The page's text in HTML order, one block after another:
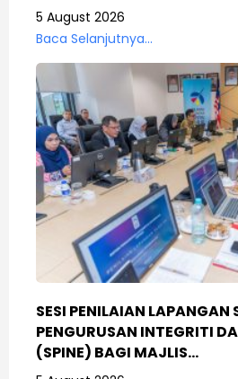
5 August 2026
Baca Selanjutnya...
SESI PENILAIAN LAPANGAN
PENGURUSAN INTEGRITI
(SPINE) BAGI MAJLIS…